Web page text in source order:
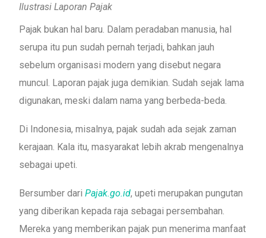
Ilustrasi Laporan Pajak
Pajak bukan hal baru. Dalam peradaban manusia, hal
serupa itu pun sudah pernah terjadi, bahkan jauh
sebelum organisasi modern yang disebut negara
muncul. Laporan pajak juga demikian. Sudah sejak lama
digunakan, meski dalam nama yang berbeda-beda.
Di Indonesia, misalnya, pajak sudah ada sejak zaman
kerajaan. Kala itu, masyarakat lebih akrab mengenalnya
sebagai upeti.
Bersumber dariPajak.go.id, upeti merupakan pungutan
yang diberikan kepada raja sebagai persembahan.
Mereka yang memberikan pajak pun menerima manfaat